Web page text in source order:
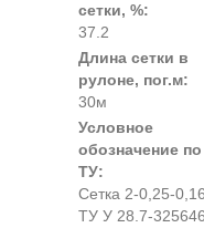
сетки, %:
37.2
Длина сетки в
рулоне, пог.м:
30м
Условное
обозначение по
ТУ:
Сетка 2-0,25-
ТУ У 28.7-